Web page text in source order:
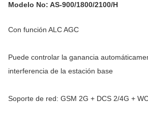
Modelo No: AS-900/1800/2100/H
Con función ALC AGC
Puede controlar la ganancia
interferencia de la estación base
Soporte de red: GSM 2G + DCS 2/4G +